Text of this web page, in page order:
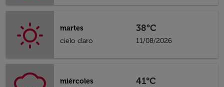
martes
cielo claro
38°C
11/08/2026
miércoles
41°C